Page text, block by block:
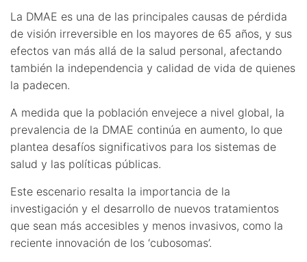
La DMAE es una de las principales causas de pérdida
de visión irreversible en los mayores de 65 años, y sus
efectos van más allá de la salud personal, afectando
también la independencia y calidad de vida de quienes
la padecen.
A medida que la población envejece a nivel global, la
prevalencia de la DMAE continúa en aumento, lo que
plantea desafíos significativos para los sistemas de
salud y las políticas públicas.
Este escenario resalta la importancia de la
investigación y el desarrollo de nuevos tratamientos
que sean más accesibles y menos invasivos, como la
reciente innovación de los ‘cubosomas’.